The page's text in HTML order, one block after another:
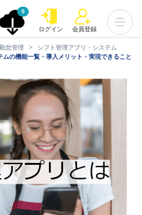
0
ログイン 会員登録
勤怠管理
シフト管理アプリ・システム
の機能一覧・導入メリット・実現できること